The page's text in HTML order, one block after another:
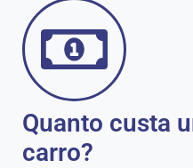
Quanto custa
carro?